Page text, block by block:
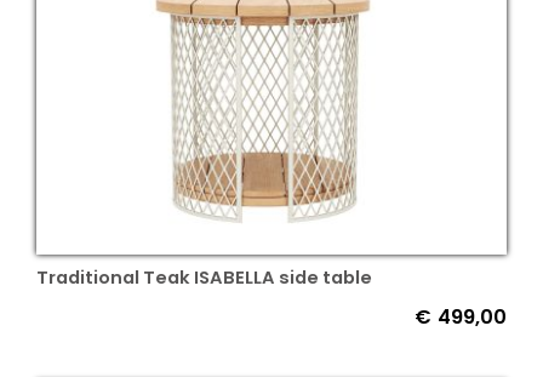
Traditional Teak ISABELLA side table
€ 499,00